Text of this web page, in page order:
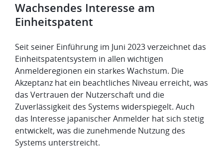
Wachsendes Interesse am
Einheitspatent
Seit seiner Einführung im Juni 2023 verzeichnet das
Einheitspatentsystem in allen wichtigen
Anmelderegionen ein starkes Wachstum. Die
Akzeptanz hat ein beachtliches Niveau erreicht, was
das Vertrauen der Nutzerschaft und die
Zuverlässigkeit des Systems widerspiegelt. Auch
das Interesse japanischer Anmelder hat sich stetig
entwickelt, was die zunehmende Nutzung des
Systems unterstreicht.